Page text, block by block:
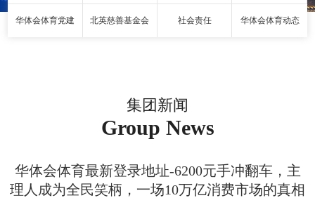
华体会体育党建 北英慈善基金会 社会责任 华体会体育动态
集团新闻
Group News
华体会体育最新登录地址-6200元手冲翻车，主
理人成为全民笑柄，一场10万亿消费市场的真相